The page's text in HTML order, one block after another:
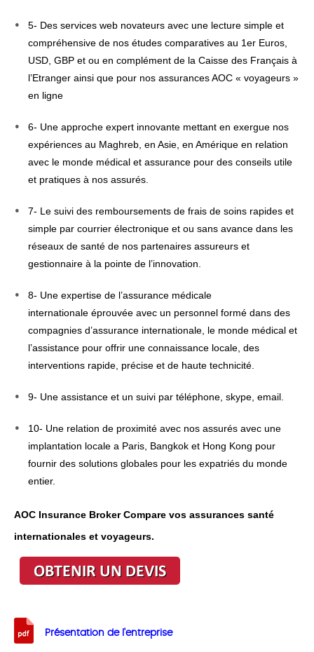
5- Des services web novateurs avec une lecture simple et
compréhensive de nos études comparatives au 1er Euros,
USD, GBP et ou en complément de la Caisse des Français à
l’Etranger ainsi que pour nos assurances AOC « voyageurs »
en ligne
6- Une approche expert innovante mettant en exergue nos
expériences au Maghreb, en Asie, en Amérique en relation
avec le monde médical et assurance pour des conseils utile
et pratiques à nos assurés.
7- Le suivi des remboursements de frais de soins rapides et
simple par courrier électronique et ou sans avance dans les
réseaux de santé de nos partenaires assureurs et
gestionnaire à la pointe de l’innovation.
8- Une expertise de l’assurance médicale
internationale éprouvée avec un personnel formé dans des
compagnies d’assurance internationale, le monde médical et
l’assistance pour offrir une connaissance locale, des
interventions rapide, précise et de haute technicité.
9- Une assistance et un suivi par téléphone, skype, email.
10- Une relation de proximité avec nos assurés avec une
implantation locale a Paris, Bangkok et Hong Kong pour
fournir des solutions globales pour les expatriés du monde
entier.
AOC Insurance Broker Compare vos assurances santé
internationales et voyageurs.
Présentation de l'entreprise